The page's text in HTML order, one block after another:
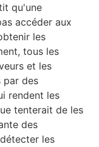
qu'une
accéder aux
les
tous les
et les
par des
rendent les
tenterait de les
des
les